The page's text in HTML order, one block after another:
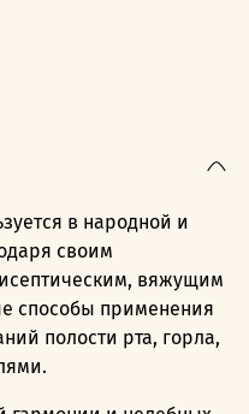
в народной и
своим
вяжущим
способы применения
полости рта, горла,